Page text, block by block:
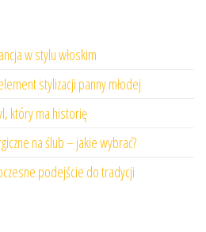
w stylu włoskim
stylizacji panny młodej
który ma historię
na ślub – jakie wybrać?
podejście do tradycji